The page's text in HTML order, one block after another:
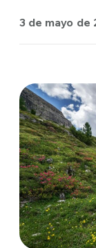
3 de mayo de